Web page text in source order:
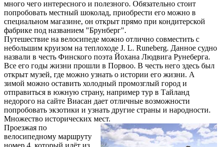
много чего интересного и полезного. Обязательно стоит
попробовать местный шоколад, приобрести его можно в
специальном магазине, он открыт прямо при кондитерской
фабрике под названием "Брунберг".
Путешествие на велосипеде можно отлично совместить с
небольшим круизом на теплоходе J. L. Runeberg. Данное судно
назвали в честь Финского поэта Йохана Людвига Рунеберга.
Все его годы жизни прошли в Порвоо. В честь него здесь был
открыт музей, где можно узнать о истории его жизни. А
зимой можно оставить холодный промозглый город и
отправиться в южную страну, например тур в Тайланд
недорого на сайте Виасан дает отличные возможности
попробовать экзотики и узнать другие страны и народности.
Множество исторических мест.
Проезжая по
велосипедному маршруту